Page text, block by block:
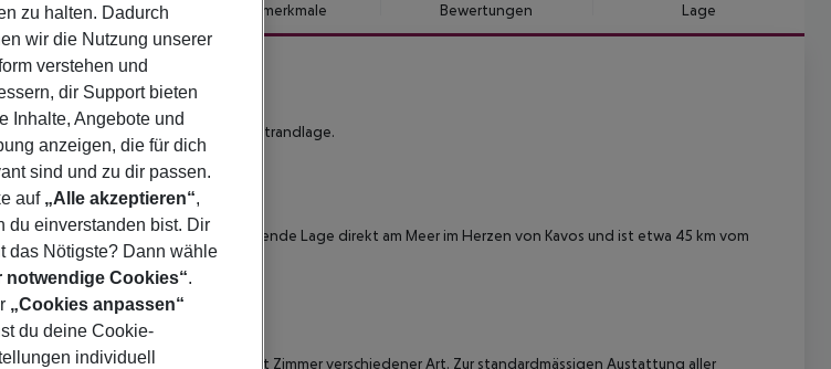
Hotelmerkmale Bewertungen Lage
4
'Adults-Only' (ab 17 Jahre) Hotel in Strandlage.
bietet eine ländliche und atemberaubende Lage direkt am Meer im Herzen von Kavos und ist etwa 45 km vom
entfernt.
modern und komfotabel eingerichtet Zimmer verschiedener Art. Zur standardmässigen Austattung aller
zu halten. Dadurch
wir die Nutzung unserer
verstehen und
dir Support bieten
Inhalte, Angebote und
anzeigen, die für dich
sind und zu dir passen.
auf „Alle akzeptieren“,
du einverstanden bist. Dir
das Nötigste? Dann wähle
notwendige Cookies“.
„Cookies anpassen“
du deine Cookie-
individuell